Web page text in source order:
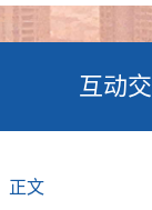
互动
正文